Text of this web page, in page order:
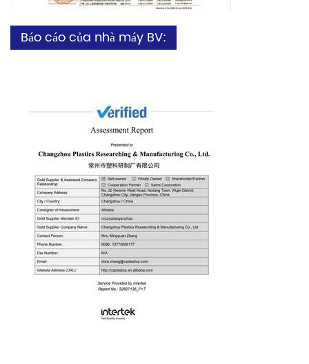
Báo cáo của nhà máy BV: